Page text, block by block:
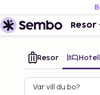
Resor
Resor Hotell
Var vill du bo?